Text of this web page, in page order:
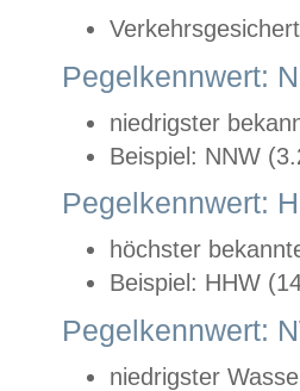
Pegelkennwert:
niedrigster
Beispiel: NNW
Pegelkennwert:
höchster
Beispiel: HHW
Pegelkennwert:
niedrigster